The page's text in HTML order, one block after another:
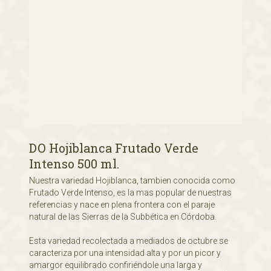
DO Hojiblanca Frutado Verde
Intenso 500 ml.
Nuestra variedad Hojiblanca, tambien conocida como
Frutado Verde Intenso, es la mas popular de nuestras
referencias y nace en plena frontera con el paraje
natural de las Sierras de la Subbética en Córdoba.
Esta variedad recolectada a mediados de octubre se
caracteriza por una intensidad alta y por un picor y
amargor equilibrado confiriéndole una larga y